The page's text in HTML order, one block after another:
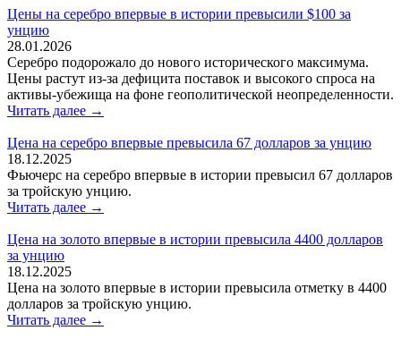
Цены на серебро впервые в истории превысили $100 за
унцию
28.01.2026
Серебро подорожало до нового исторического максимума.
Цены растут из-за дефицита поставок и высокого спроса на
активы-убежища на фоне геополитической неопределенности.
Читать далее →
Цена на серебро впервые превысила 67 долларов за унцию
18.12.2025
Фьючерс на серебро впервые в истории превысил 67 долларов
за тройскую унцию.
Читать далее →
Цена на золото впервые в истории превысила 4400 долларов
за унцию
18.12.2025
Цена на золото впервые в истории превысила отметку в 4400
долларов за тройскую унцию.
Читать далее →